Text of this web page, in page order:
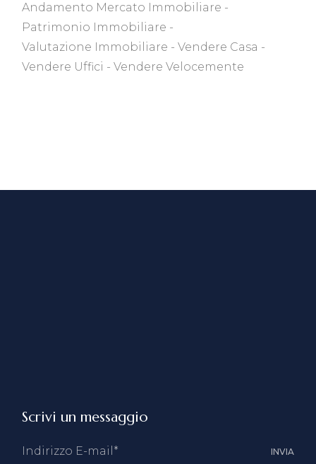
Andamento Mercato Immobiliare
Patrimonio Immobiliare
Valutazione Immobiliare
Vendere Casa
Vendere Uffici
Vendere Velocemente
Scrivi un messaggio
INVIA